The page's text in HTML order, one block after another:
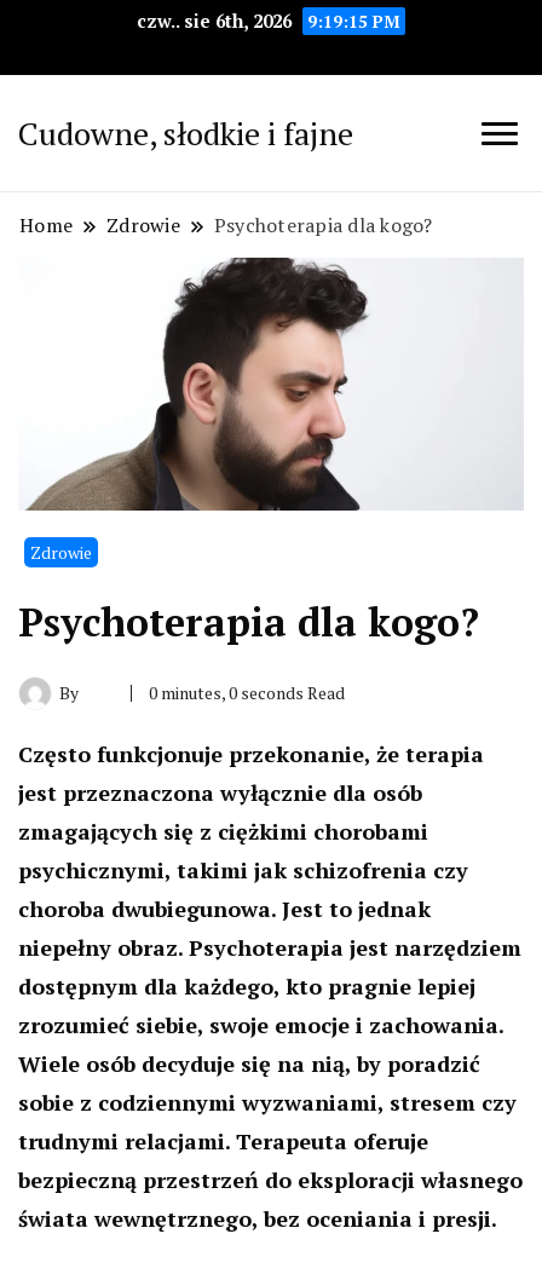
czw.. sie 6th, 2026 9:19:16 PM
Cudowne, słodkie i fajne
Home Zdrowie Psychoterapia dla kogo?
Zdrowie
Psychoterapia dla kogo?
By 0 minutes, 0 seconds Read
Często funkcjonuje przekonanie, że terapia
jest przeznaczona wyłącznie dla osób
zmagających się z ciężkimi chorobami
psychicznymi, takimi jak schizofrenia czy
choroba dwubiegunowa. Jest to jednak
niepełny obraz. Psychoterapia jest narzędziem
dostępnym dla każdego, kto pragnie lepiej
zrozumieć siebie, swoje emocje i zachowania.
Wiele osób decyduje się na nią, by poradzić
sobie z codziennymi wyzwaniami, stresem czy
trudnymi relacjami. Terapeuta oferuje
bezpieczną przestrzeń do eksploracji własnego
świata wewnętrznego, bez oceniania i presji.